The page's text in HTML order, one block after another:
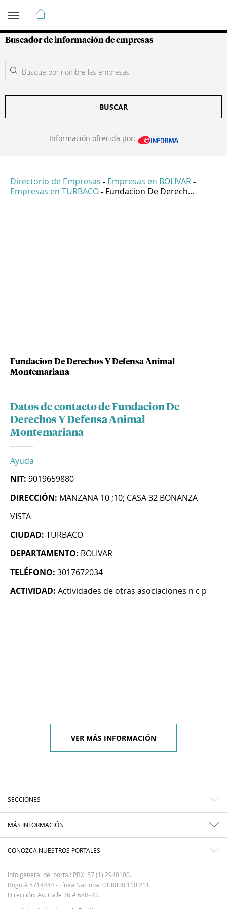
Guía de Empresas Colombianas
Buscador de información de empresas
BUSCAR
Información ofrecida por:
Directorio de Empresas - Empresas en BOLIVAR -
Empresas en TURBACO - Fundacion De Derech...
Fundacion De Derechos Y Defensa Animal
Montemariana
Datos de contacto de Fundacion De
Derechos Y Defensa Animal
Montemariana
Ayuda
NIT: 9019659880
DIRECCIÓN: MANZANA 10 ;10; CASA 32 BONANZA
VISTA
CIUDAD: TURBACO
DEPARTAMENTO: BOLIVAR
TELÉFONO: 3017672034
ACTIVIDAD: Actividades de otras asociaciones n c p
VER MÁS INFORMACIÓN
SECCIONES
MÁS INFORMACIÓN
CONOZCA NUESTROS PORTALES
Info general del portal: PBX: 57 (1) 2940100.
Bogotá 5714444 - Línea Nacional 01 8000 110 211.
Dirección: Av. Calle 26 # 68B-70.